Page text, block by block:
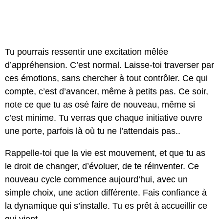
Tu pourrais ressentir une excitation mêlée
d’appréhension. C’est normal. Laisse-toi traverser par
ces émotions, sans chercher à tout contrôler. Ce qui
compte, c’est d’avancer, même à petits pas. Ce soir,
note ce que tu as osé faire de nouveau, même si
c’est minime. Tu verras que chaque initiative ouvre
une porte, parfois là où tu ne l’attendais pas..
Rappelle-toi que la vie est mouvement, et que tu as
le droit de changer, d’évoluer, de te réinventer. Ce
nouveau cycle commence aujourd’hui, avec un
simple choix, une action différente. Fais confiance à
la dynamique qui s’installe. Tu es prêt à accueillir ce